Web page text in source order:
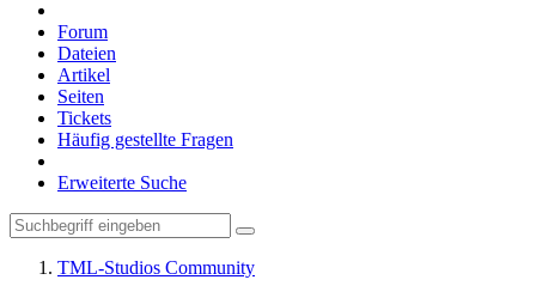
Forum
Dateien
Artikel
Seiten
Tickets
Häufig gestellte Fragen
Erweiterte Suche
TML-Studios Community